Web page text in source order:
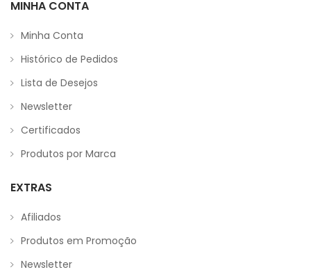
MINHA CONTA
Minha Conta
Histórico de Pedidos
Lista de Desejos
Newsletter
Certificados
Produtos por Marca
EXTRAS
Afiliados
Produtos em Promoção
Newsletter